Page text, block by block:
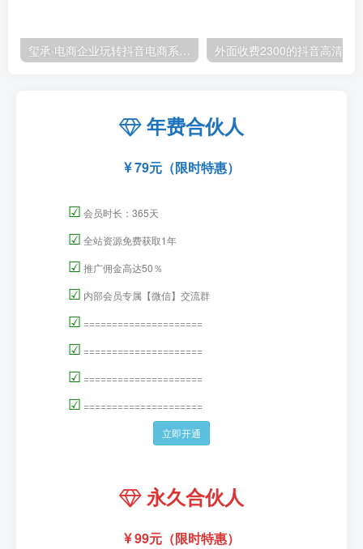
玺承·电商企业玩转抖音电商系列课，6大维度，6位老师，线上揭秘抖音商家入局SOP
年费合伙人
79元（限时特惠）
☑ 会员时长：365天
☑ 全站资源免费获取1年
☑ 推广佣金高达50％
☑ 内部会员专属【微信】交流群
☑ =====================
☑ =====================
☑ =====================
☑ =====================
立即开通
永久合伙人
99元（限时特惠）